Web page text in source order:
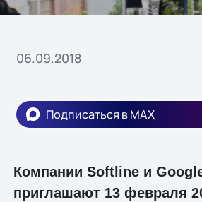
06.09.2018
Подписаться в MAX
Компании Softline и
приглашают 13 февраля